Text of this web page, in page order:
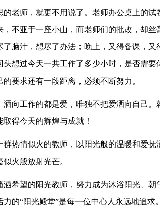
老师，就更不用说了。老师办公桌上的试
不亚于一座小山，而老师们的批改，却
脑汁，想尽了办法；晚上，又得备课，
想过今天一共工作了多少小时，是否需
要求还有一段距离，必须不断努力。
洒向工作的都是爱，唯独不把爱洒向自己
得今天的辉煌与成就！
群热情似火的教师，以阳光般的温暖和爱
火般放射光芒。
洒希望的阳光教师，努力成为沐浴阳光、
的“阳光殿堂”是每一位中心人永远地追求。